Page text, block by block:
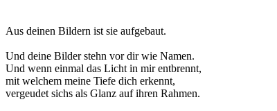
Aus deinen Bildern ist sie aufgebaut.
Und deine Bilder stehn vor dir wie Namen.
Und wenn einmal das Licht in mir entbrennt,
mit welchem meine Tiefe dich erkennt,
vergeudet sichs als Glanz auf ihren Rahmen.